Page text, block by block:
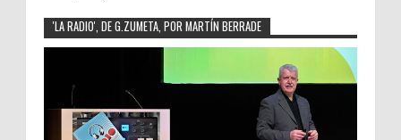
'LA RADIO', DE G.ZUMETA, POR MARTÍN BERRADE